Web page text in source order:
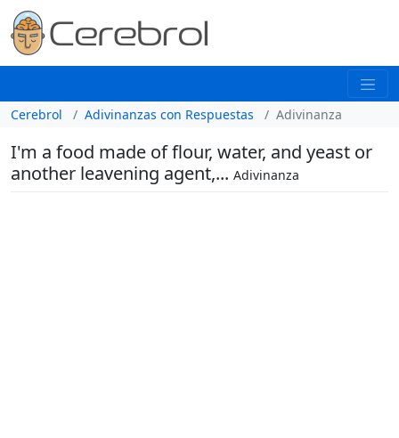
Cerebrol Adivinanzas con Respuestas Adivinanza
I'm a food made of flour, water, and yeast or
another leavening agent,... Adivinanza